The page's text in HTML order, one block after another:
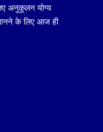
अनुकूलन योग्य
के लिए आज ही